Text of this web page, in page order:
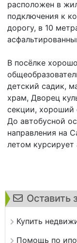
Оставить
Купить
Помощь по
расположен в
подключения к
дорогу, в 10
В посёлке
детский садик,
храм, Дворец
секции, хороший
До автобусной
направления на
летом курсирует